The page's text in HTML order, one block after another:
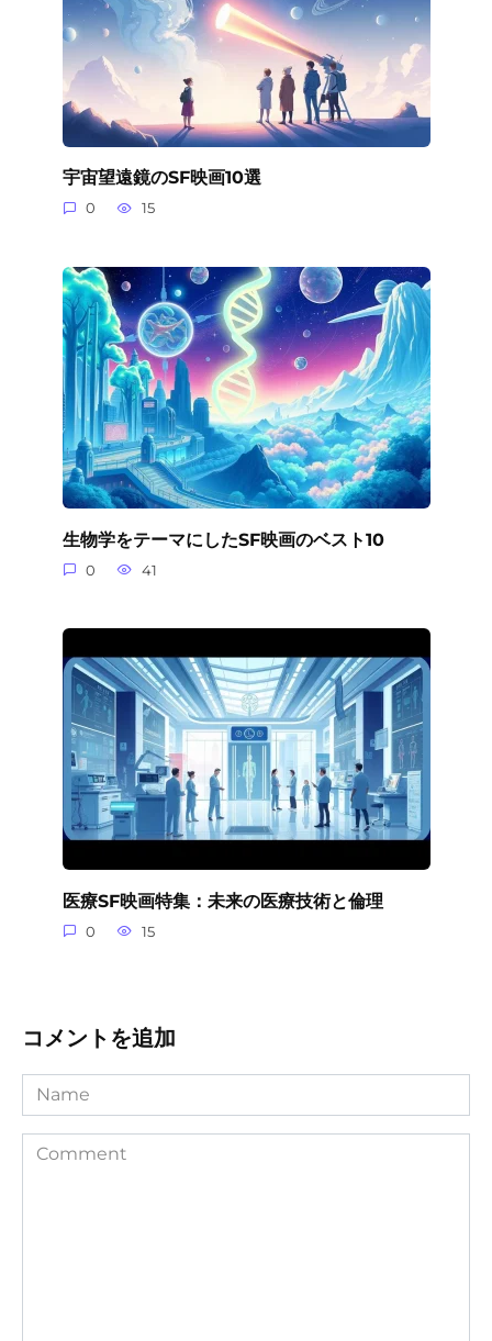
宇宙望遠鏡のSF映画10選
0 15
生物学をテーマにしたSF映画のベスト10
0 41
医療SF映画特集：未来の医療技術と倫理
0 15
コメントを追加
Name
Comment